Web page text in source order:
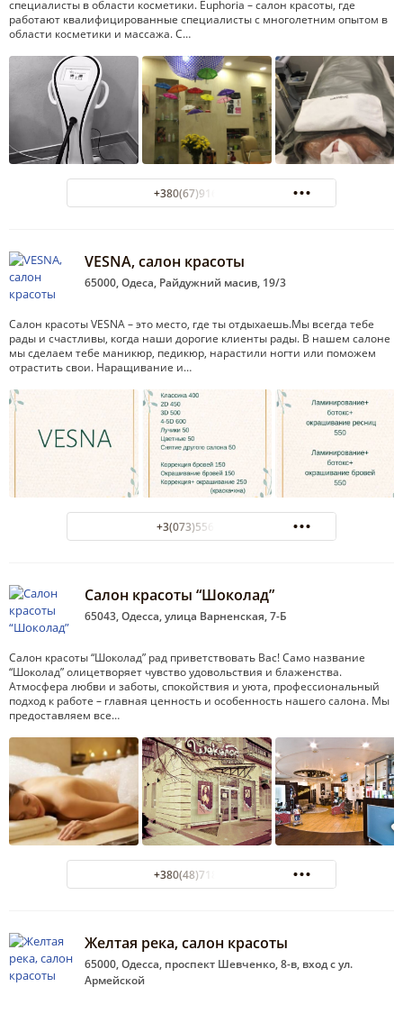
специалисты в области косметики. Euphoria – салон красоты, где
работают квалифицированные специалисты с многолетним опытом в
области косметики и массажа. С…
+380(67)916-83-68
VESNA, салон красоты
65000, Одеса, Райдужний масив, 19/3
Салон красоты VESNA – это место, где ты отдыхаешь.Мы всегда тебе
рады и счастливы, когда наши дорогие клиенты рады. В нашем салоне
мы сделаем тебе маникюр, педикюр, нарастили ногти или поможем
отрастить свои. Наращивание и…
+3(073)556-57-55
Салон красоты “Шоколад”
65043, Одесса, улица Варненская, 7-Б
Салон красоты “Шоколад” рад приветствовать Вас! Само название
“Шоколад” олицетворяет чувство удовольствия и блаженства.
Атмосфера любви и заботы, спокойствия и уюта, профессиональный
подход к работе – главная ценность и особенность нашего салона. Мы
предоставляем все…
+380(48)718-69-70
Желтая река, салон красоты
65000, Одесса, проспект Шевченко, 8-в, вход с ул.
Армейской